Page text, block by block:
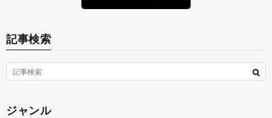
記事検索
ジャンル